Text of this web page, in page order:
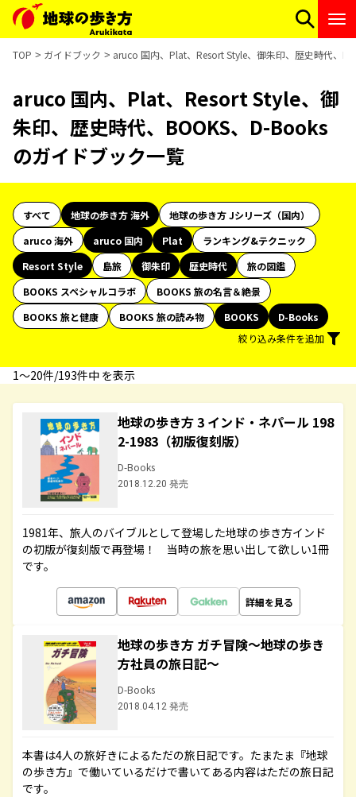
TOP ガイドブック aruco 国内、Plat、Resort Style、御朱印、歴史時代、
aruco 国内、Plat、Resort Style、御
朱印、歴史時代、BOOKS、D-Books
のガイドブック一覧
すべて 地球の歩き方 海外
地球の歩き方 Jシリーズ（国内）
aruco 海外
aruco 国内 Plat
ランキング&テクニック
Resort Style
島旅 御朱印 歴史時代
旅の図鑑
BOOKS スペシャルコラボ
BOOKS 旅の名言＆絶景
BOOKS 旅と健康
BOOKS 旅の読み物 BOOKS
D-Books
絞り込み条件を追加
1〜20件/193件中 を表示
地球の歩き方 3 インド・ネパール 198
2-1983（初版復刻版）
D-Books
2018.12.20 発売
1981年、旅人のバイブルとして登場した地球の歩き方インド
の初版が復刻版で再登場！ 当時の旅を思い出して欲しい1冊
です。
詳細を見る
地球の歩き方 ガチ冒険～地球の歩き
方社員の旅日記～
D-Books
2018.04.12 発売
本書は4人の旅好きによるただの旅日記です。たまたま『地球
の歩き方』で働いているだけで書いてある内容はただの旅日記
です。